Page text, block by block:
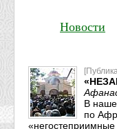
Новости
В наше
по